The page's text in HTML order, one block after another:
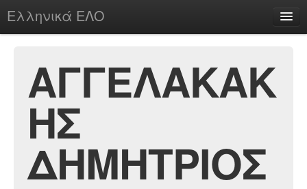
Ελληνικά ΕΛΟ
chesstu.be @ discord
Login
ΑΓΓΕΛΑΚΑΚ
ΗΣ
ΔΗΜΗΤΡΙΟΣ